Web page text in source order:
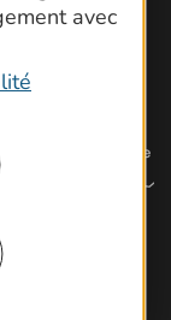
avec